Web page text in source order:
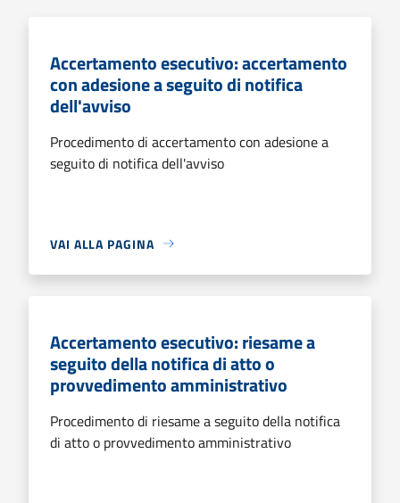
Accertamento esecutivo: accertamento
con adesione a seguito di notifica
dell'avviso
Procedimento di accertamento con adesione a
seguito di notifica dell'avviso
VAI ALLA PAGINA
Accertamento esecutivo: riesame a
seguito della notifica di atto o
provvedimento amministrativo
Procedimento di riesame a seguito della notifica
di atto o provvedimento amministrativo